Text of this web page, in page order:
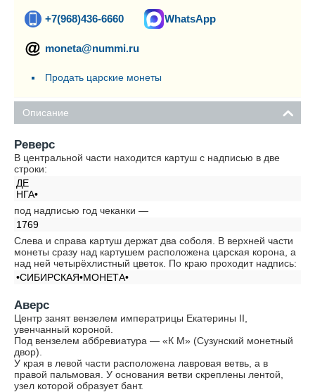
+7(968)436-6660 WhatsApp
moneta@nummi.ru
Продать царские монеты
Описание
Реверс
В центральной части находится картуш с надписью в две
строки:
ДЕ
НГА•
под надписью год чеканки —
1769
Слева и справа картуш держат два соболя. В верхней части
монеты сразу над картушем расположена царская корона, а
над ней четырёхлистный цветок. По краю проходит надпись:
•СИБИРСКАЯ•МОНЕТА•
Аверс
Центр занят вензелем императрицы Екатерины II,
увенчанный короной.
Под вензелем аббревиатура — «К М» (Сузунский монетный
двор).
У края в левой части расположена лавровая ветвь, а в
правой пальмовая. У основания ветви скреплены лентой,
узел которой образует бант.